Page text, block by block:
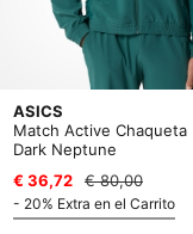
ASICS
Match Active Chaqueta
Dark Neptune
€ 36,72
€ 80,00
- 20% Extra en el Carrito